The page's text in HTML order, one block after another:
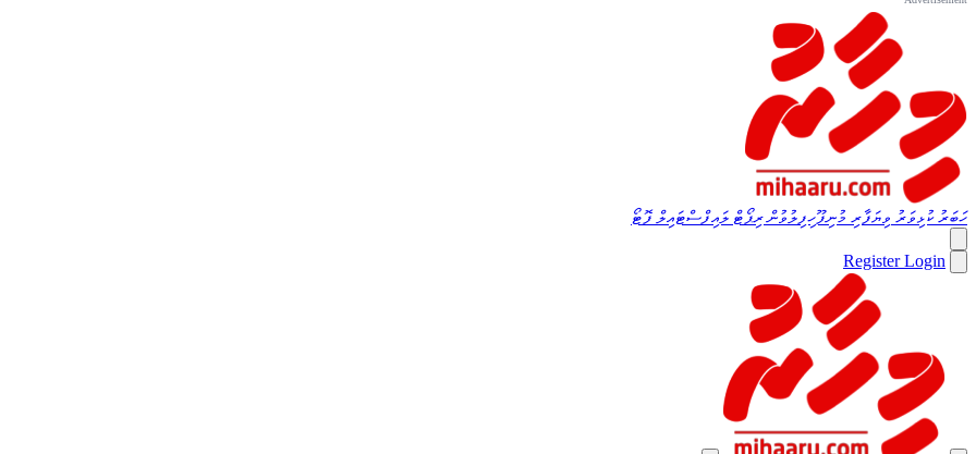
ހަބަރުކުޅިވަރު ވިޔަފާރި މުނިފޫހިފިލުވުންރިޕޯޓް ލައިފްސްޓައިލް ފޮޓޯ
RegisterLogin